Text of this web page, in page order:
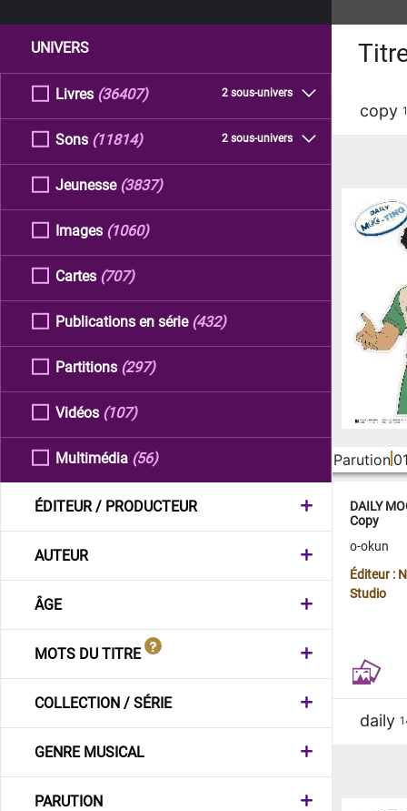
UNIVERS
Livres 2 sous-univers
(36407)
Sons 2 sous-univers
(11814)
Jeunesse (3837)
Images (1060)
Cartes (707)
Publications en série (432)
Partitions (297)
Vidéos (107)
Multimédia (56)
ÉDITEUR / PRODUCTEUR
AUTEUR
ÂGE
MOTS DU TITRE
COLLECTION / SÉRIE
GENRE MUSICAL
PARUTION
copy
Parution
DAILY
Copy
o-okun
Éditeur :
Studio
daily